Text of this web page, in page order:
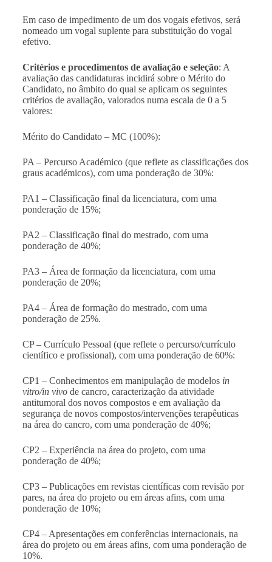
Em caso de impedimento de um dos vogais efetivos, será
nomeado um vogal suplente para substituição do vogal
efetivo.
Critérios e procedimentos de avaliação e seleção: A
avaliação das candidaturas incidirá sobre o Mérito do
Candidato, no âmbito do qual se aplicam os seguintes
critérios de avaliação, valorados numa escala de 0 a 5
valores:
Mérito do Candidato – MC (100%):
PA – Percurso Académico (que reflete as classificações dos
graus académicos), com uma ponderação de 30%:
PA1 – Classificação final da licenciatura, com uma
ponderação de 15%;
PA2 – Classificação final do mestrado, com uma
ponderação de 40%;
PA3 – Área de formação da licenciatura, com uma
ponderação de 20%;
PA4 – Área de formação do mestrado, com uma
ponderação de 25%.
CP – Currículo Pessoal (que reflete o percurso/currículo
científico e profissional), com uma ponderação de 60%:
CP1 – Conhecimentos em manipulação de modelos in
vitro/in vivode cancro, caracterização da atividade
antitumoral dos novos compostos e em avaliação da
segurança de novos compostos/intervenções terapêuticas
na área do cancro, com uma ponderação de 40%;
CP2 – Experiência na área do projeto, com uma
ponderação de 40%;
CP3 – Publicações em revistas científicas com revisão por
pares, na área do projeto ou em áreas afins, com uma
ponderação de 10%;
CP4 – Apresentações em conferências internacionais, na
área do projeto ou em áreas afins, com uma ponderação de
10%.